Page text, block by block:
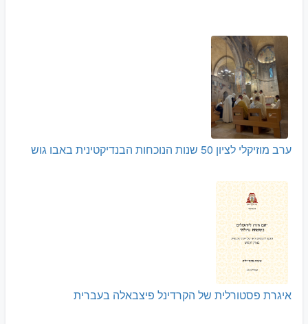
ערב מוזיקלי לציון 50 שנות הנוכחות הבנדיקטינית באבו גוש
איגרת פסטורלית של הקרדינל פיצבאלה בעברית